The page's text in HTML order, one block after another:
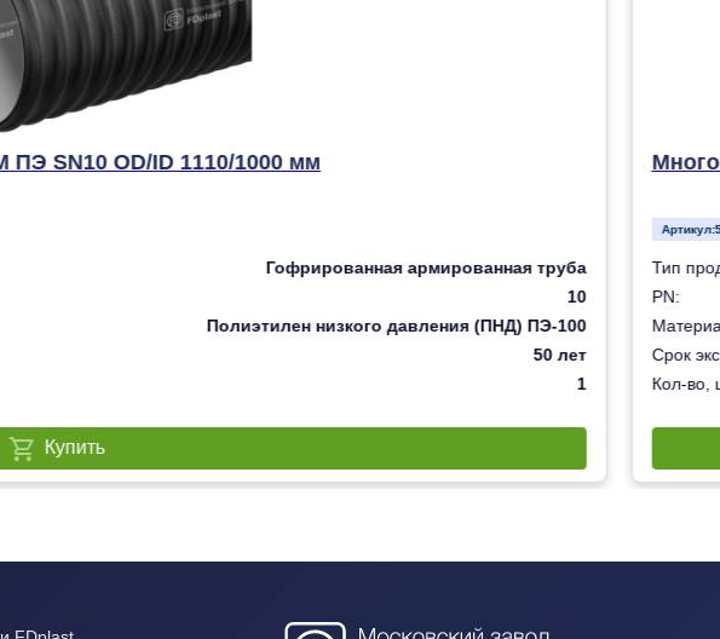
ПЭ SN10 OD/ID 1110/1000 мм
Гофрированная армированная труба
10
Полиэтилен низкого давления (ПНД) ПЭ-100
50 лет
1
Купить
Артикул:
Тип
PN:
Срок
Кол-во,